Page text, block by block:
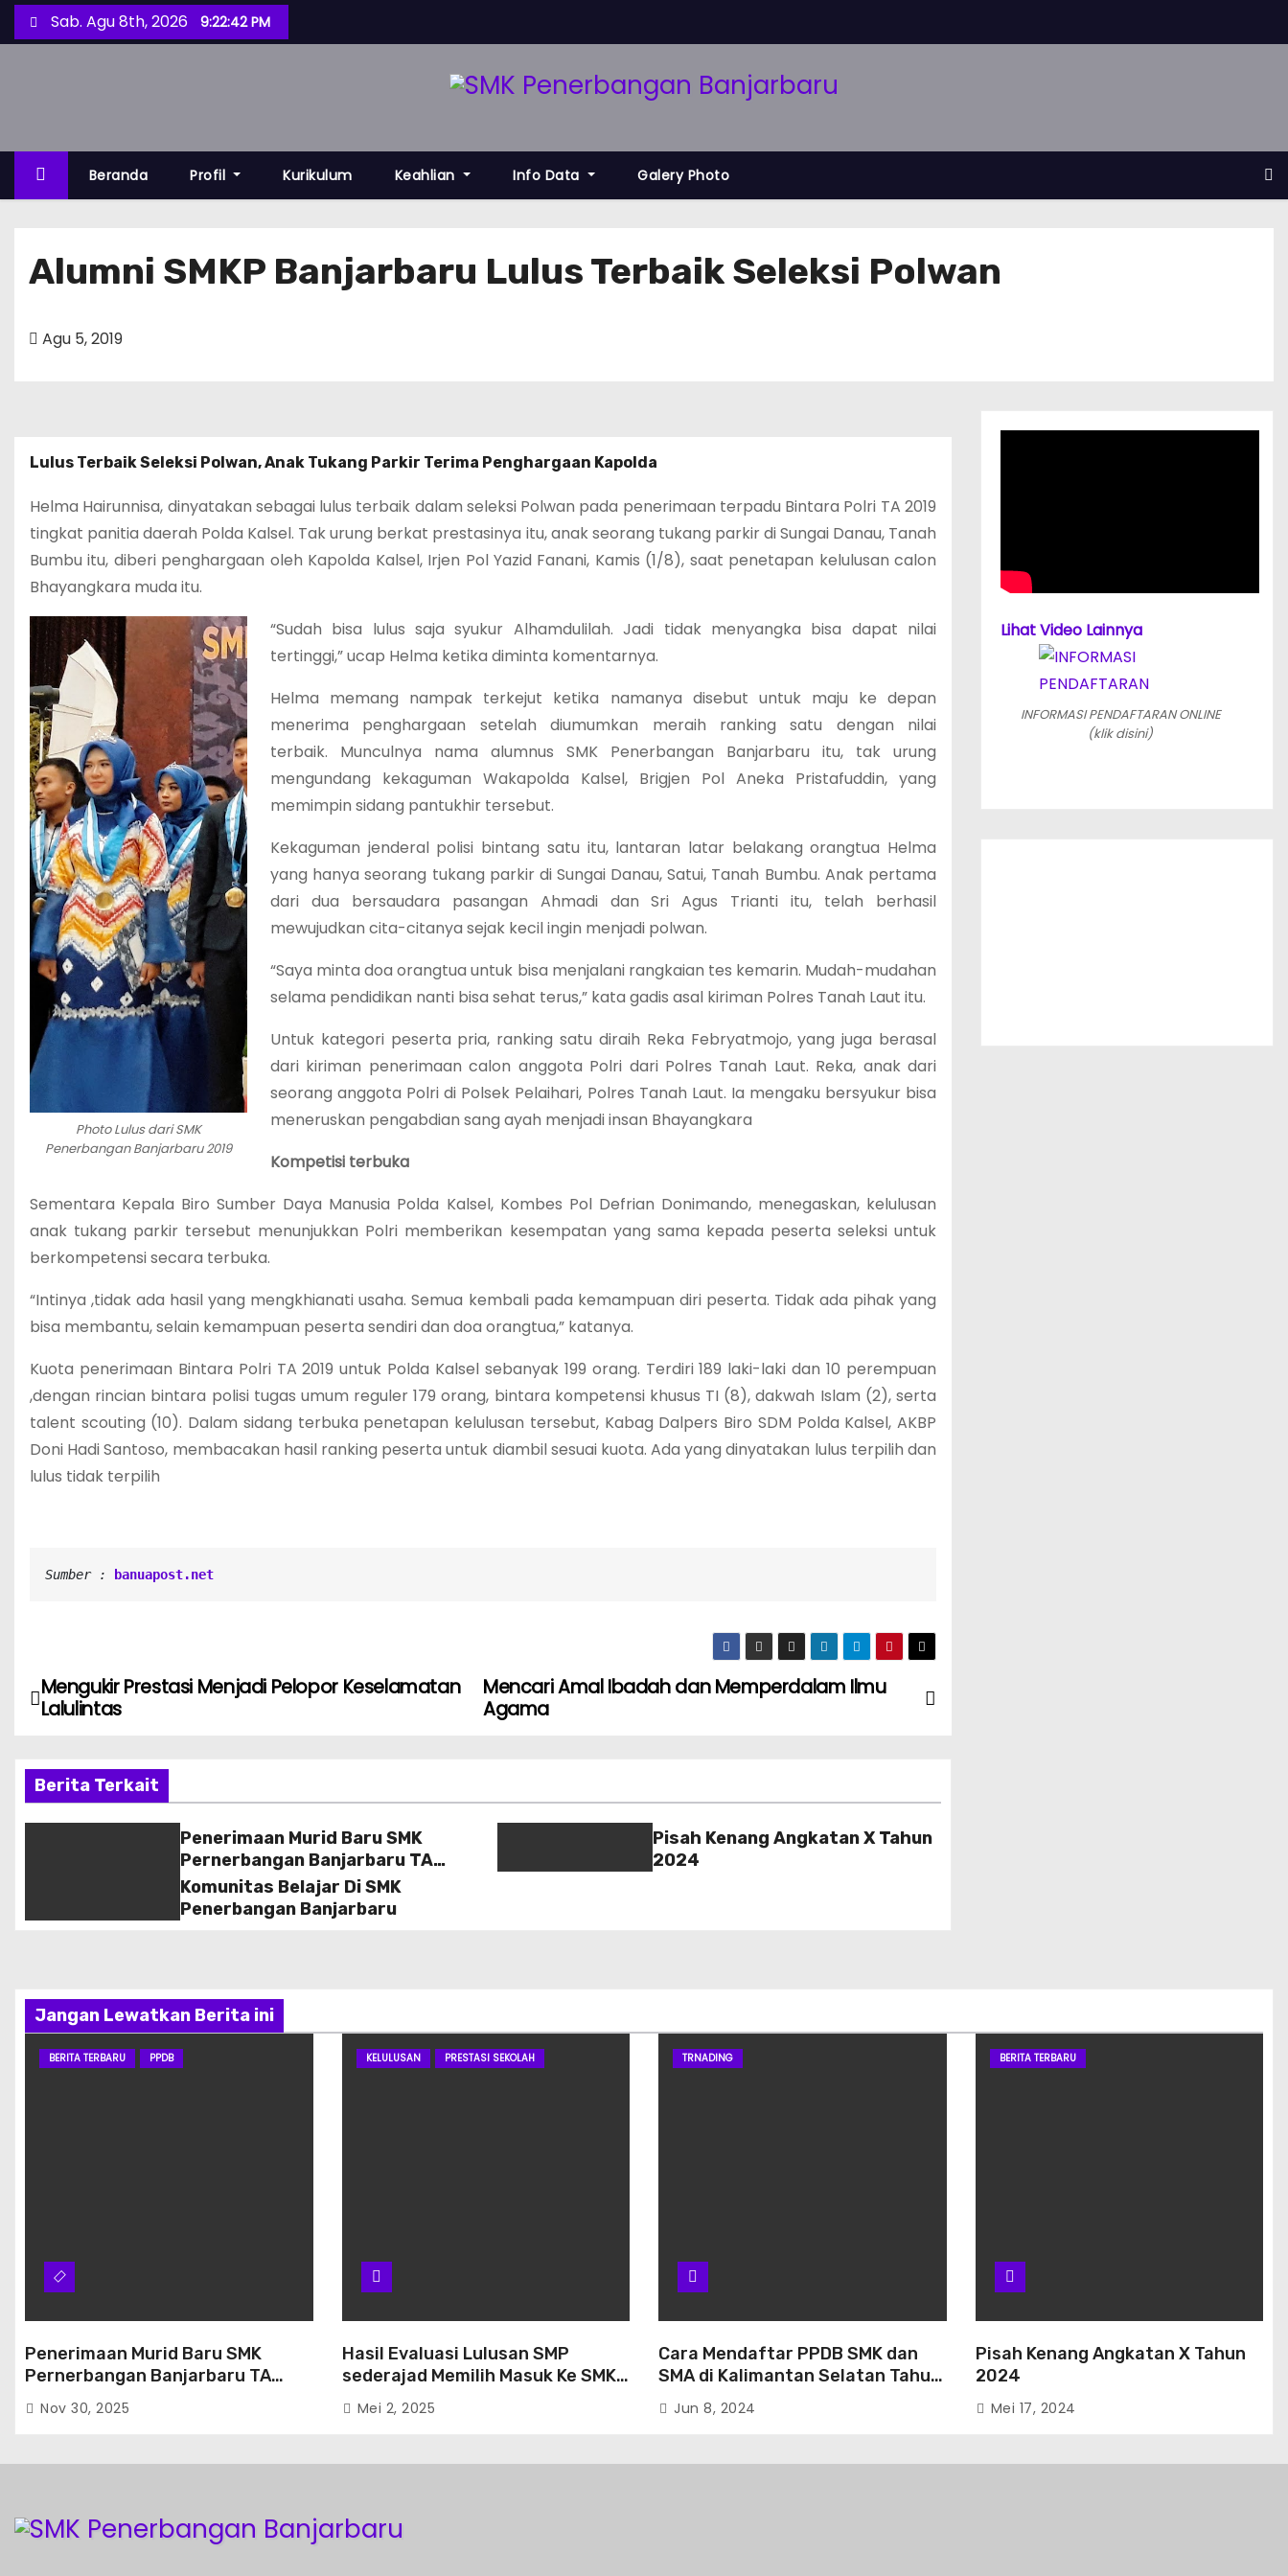
k
o
o
Sab. Agu 8th, 2026 9:22:42 PM
Beranda Profil Kurikulum Keahlian Info Data Galery Photo
Alumni SMKP Banjarbaru Lulus Terbaik Seleksi Polwan
Agu 5, 2019
Lulus Terbaik Seleksi Polwan, Anak Tukang Parkir Terima Penghargaan Kapolda
Helma Hairunnisa, dinyatakan sebagai lulus terbaik dalam seleksi Polwan pada penerimaan terpadu Bintara Polri TA 2019
tingkat panitia daerah Polda Kalsel. Tak urung berkat prestasinya itu, anak seorang tukang parkir di Sungai Danau, Tanah
Bumbu itu, diberi penghargaan oleh Kapolda Kalsel, Irjen Pol Yazid Fanani, Kamis (1/8), saat penetapan kelulusan calon
Bhayangkara muda itu.
Photo Lulus dari SMK
Penerbangan Banjarbaru 2019
“Sudah bisa lulus saja syukur Alhamdulilah. Jadi tidak menyangka bisa dapat nilai
tertinggi,” ucap Helma ketika diminta komentarnya.
Helma memang nampak terkejut ketika namanya disebut untuk maju ke depan
menerima penghargaan setelah diumumkan meraih ranking satu dengan nilai
terbaik. Munculnya nama alumnus SMK Penerbangan Banjarbaru itu, tak urung
mengundang kekaguman Wakapolda Kalsel, Brigjen Pol Aneka Pristafuddin, yang
memimpin sidang pantukhir tersebut.
Kekaguman jenderal polisi bintang satu itu, lantaran latar belakang orangtua Helma
yang hanya seorang tukang parkir di Sungai Danau, Satui, Tanah Bumbu. Anak pertama
dari dua bersaudara pasangan Ahmadi dan Sri Agus Trianti itu, telah berhasil
mewujudkan cita-citanya sejak kecil ingin menjadi polwan.
“Saya minta doa orangtua untuk bisa menjalani rangkaian tes kemarin. Mudah-mudahan
selama pendidikan nanti bisa sehat terus,” kata gadis asal kiriman Polres Tanah Laut itu.
Untuk kategori peserta pria, ranking satu diraih Reka Febryatmojo, yang juga berasal
dari kiriman penerimaan calon anggota Polri dari Polres Tanah Laut. Reka, anak dari
seorang anggota Polri di Polsek Pelaihari, Polres Tanah Laut. Ia mengaku bersyukur bisa
meneruskan pengabdian sang ayah menjadi insan Bhayangkara
Kompetisi terbuka
Sementara Kepala Biro Sumber Daya Manusia Polda Kalsel, Kombes Pol Defrian Donimando, menegaskan, kelulusan
anak tukang parkir tersebut menunjukkan Polri memberikan kesempatan yang sama kepada peserta seleksi untuk
berkompetensi secara terbuka.
“Intinya ,tidak ada hasil yang mengkhianati usaha. Semua kembali pada kemampuan diri peserta. Tidak ada pihak yang
bisa membantu, selain kemampuan peserta sendiri dan doa orangtua,” katanya.
Kuota penerimaan Bintara Polri TA 2019 untuk Polda Kalsel sebanyak 199 orang. Terdiri 189 laki-laki dan 10 perempuan
,dengan rincian bintara polisi tugas umum reguler 179 orang, bintara kompetensi khusus TI (8), dakwah Islam (2), serta
talent scouting (10). Dalam sidang terbuka penetapan kelulusan tersebut, Kabag Dalpers Biro SDM Polda Kalsel, AKBP
Doni Hadi Santoso, membacakan hasil ranking peserta untuk diambil sesuai kuota. Ada yang dinyatakan lulus terpilih dan
lulus tidak terpilih
Sumber : banuapost.net
N
v
i
p
o
Mencari Amal Ibadah dan Memperdalam Ilmu
Agama
Mengukir Prestasi Menjadi Pelopor Keselamatan
Lalulintas
Berita Terkait
Penerimaan Murid Baru SMK
Pernerbangan Banjarbaru TA
2026/2027
Pisah Kenang Angkatan X Tahun
2024
Komunitas Belajar Di SMK
Penerbangan Banjarbaru
Lihat Video Lainnya
INFORMASI PENDAFTARAN ONLINE
(klik disini)
Jangan Lewatkan Berita ini
BERITA TERBARU PPDB
Penerimaan Murid Baru SMK
Pernerbangan Banjarbaru TA
2026/2027
Nov 30, 2025
KELULUSAN PRESTASI SEKOLAH
Hasil Evaluasi Lulusan SMP
sederajad Memilih Masuk Ke SMK
Penerbangan Banjarbaru
Mei 2, 2025
TRNADING
Cara Mendaftar PPDB SMK dan
SMA di Kalimantan Selatan Tahun
Jun 8, 2024
BERITA TERBARU
Pisah Kenang Angkatan X Tahun
2024
Mei 17, 2024